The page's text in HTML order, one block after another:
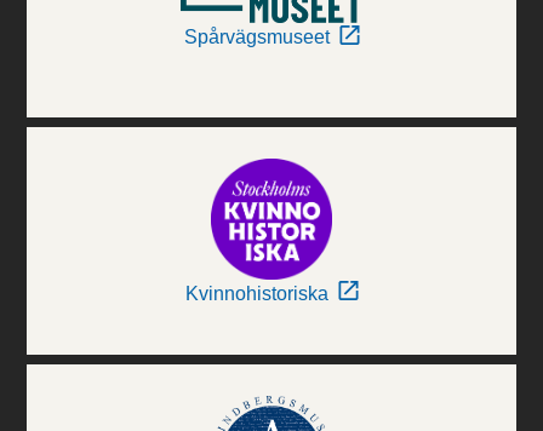
Spårvägsmuseet
Kvinnohistoriska